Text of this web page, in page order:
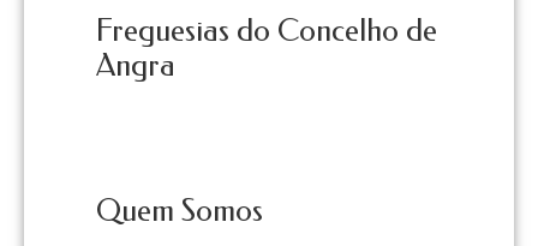
Freguesias do Concelho de
Angra
Quem Somos